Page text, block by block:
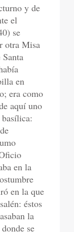
y de
el
se
otra Misa
en
era como
aquí uno
en la
en la que
éstos
la
se